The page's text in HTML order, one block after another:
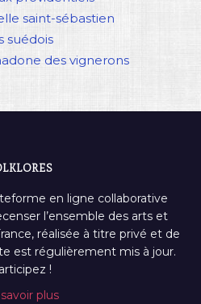
saint-sébastien
suédois
des vignerons
en ligne collaborative
l’ensemble des arts et
réalisée à titre privé et de
est régulièrement mis à jour.
!
plus